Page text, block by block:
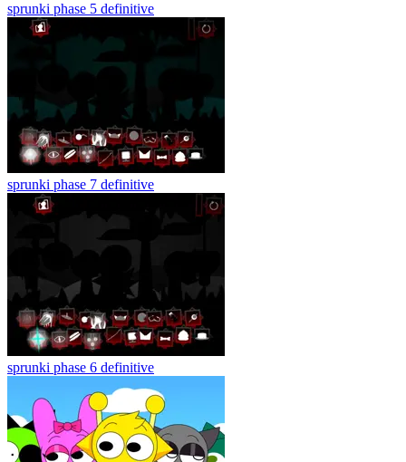
sprunki phase 5 definitive
sprunki phase 7 definitive
sprunki phase 6 definitive